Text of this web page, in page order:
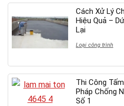
Cách Xử Lý
Hiệu Quả –
Lại
Loại công trình
Thi Công
Pháp Chống
Số 1